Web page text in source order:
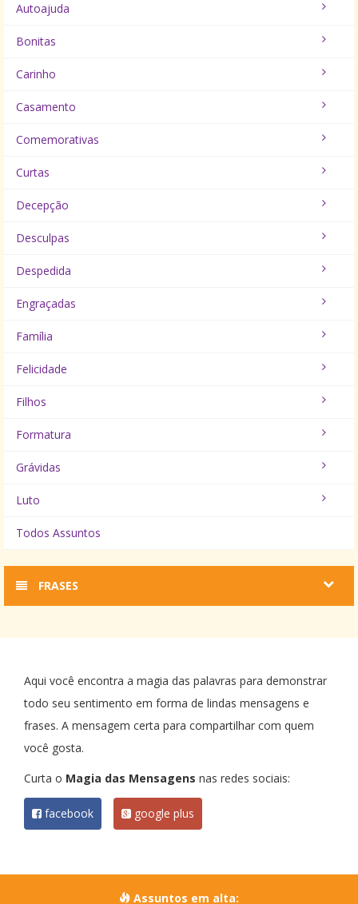
Autoajuda
Bonitas
Carinho
Casamento
Comemorativas
Curtas
Decepção
Desculpas
Despedida
Engraçadas
Família
Felicidade
Filhos
Formatura
Grávidas
Luto
Todos Assuntos
FRASES
Aqui você encontra a magia das palavras para demonstrar
todo seu sentimento em forma de lindas mensagens e
frases. A mensagem certa para compartilhar com quem
você gosta.
Curta o Magia das Mensagens nas redes sociais:
facebook google plus
Assuntos em alta: